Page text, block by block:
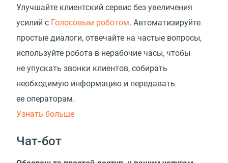
Улучшайте клиентский сервис без увеличения
усилий с Голосовым роботом. Автоматизируйте
простые диалоги, отвечайте на частые вопросы,
используйте робота в нерабочие часы, чтобы
не упускать звонки клиентов, собирать
необходимую информацию и передавать
ее операторам.
Узнать больше
Чат-бот